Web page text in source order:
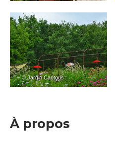
– © Jardin Cantous
À propos